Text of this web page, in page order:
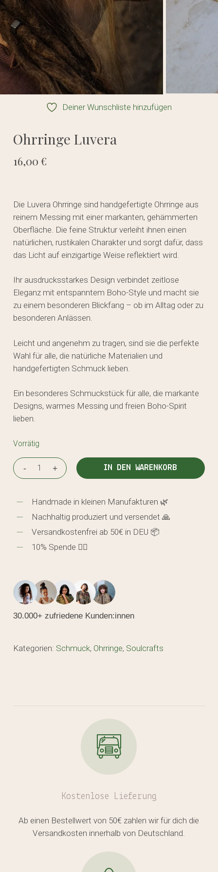
Deiner Wunschliste hinzufügen
Ohrringe Luvera
16,00 €
Die Luvera Ohrringe sind handgefertigte Ohrringe aus
reinem Messing mit einer markanten, gehämmerten
Oberfläche. Die feine Struktur verleiht ihnen einen
natürlichen, rustikalen Charakter und sorgt dafür, dass
das Licht auf einzigartige Weise reflektiert wird.
Ihr ausdrucksstarkes Design verbindet zeitlose
Eleganz mit entspanntem Boho-Style und macht sie
zu einem besonderen Blickfang – ob im Alltag oder zu
besonderen Anlässen.
Leicht und angenehm zu tragen, sind sie die perfekte
Wahl für alle, die natürliche Materialien und
handgefertigten Schmuck lieben.
Ein besonderes Schmuckstück für alle, die markante
Designs, warmes Messing und freien Boho-Spirit
lieben.
Vorrätig
IN DEN WARENKORB
Handmade in kleinen Manufakturen 🌿
Nachhaltig produziert und versendet 🙏
Versandkostenfrei ab 50€ in DEU 📦
10% Spende 🖐🏼
30.000+ zufriedene Kunden:innen
Kategorien: Schmuck, Ohrringe, Soulcrafts
Kostenlose Lieferung
Ab einen Bestellwert von 50€ zahlen wir für dich die
Versandkosten innerhalb von Deutschland.